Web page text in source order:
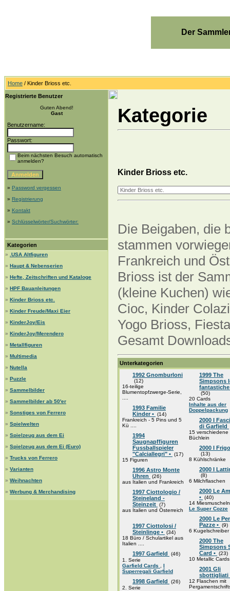
Der
Home / Kinder Brioss etc.
Registrierte Benutzer
Guten Abend!
Gast
Benutzername:
Passwort:
Beim nächsten Besuch automatisch
anmelden?
» Password vergessen
» Registrierung
» Kontakt
» Schlüsselwörter/Suchwörter:
Kategorien
»
.USA Altfiguren
» Haupt & Nebenserien
» Hefte, Zeitschriften und Kataloge
» HPF Bauanleitungen
» Kinder Brioss etc.
» Kinder Freude/Maxi Eier
» KinderJoy/Eis
» KinderJoy/Merendero
» Metallfiguren
» Multimedia
» Nutella
» Puzzle
» Sammelbilder
» Sammelbilder ab 50'er
» Sonstiges von Ferrero
» Spielwelten
» Spielzeug aus dem Ei
» Spielzeug aus dem Ei (Euro)
» Trucks von Ferrero
» Varianten
» Weihnachten
» Werbung & Merchandising
Kategorie
Kinder Brioss etc.
Die Beigaben, die
stammen
Frankreich und
Brioss ist der
(kleine Kuchen)
Cioc, Kinder
Yogo Brioss,
Gesamt
Unterkategorien
1992 Gnomburloni
(12)
16-teilige
Blumentopfzwerge-Serie,
1993 Familie
Kinder • (14)
Frankreich - 5 Pins und 5
Kü ....
1994
Saugnapffiguren
Fussballspieler
"Calciallegri" • (17)
15 Figuren
1996 Astro Monte
Uhren
(26)
aus Italien und Frankreich
1997 Ciottologio /
Steineland -
Steinzeit (7)
aus Italien und Österreich
1997 Ciottolosi /
Steinlinge • (34)
18 Büro / Schulartikel aus
Italien ....
1997 Garfield
(46)
1. Serie
Garfield Cards
I
Superregali Garfield
1998 Garfield
(26)
2. Serie
1999 The
Simpsons
fantastiche
(50)
20 Cards
Inhalte aus der
Doppelpackung
2000 I
di Garfield
15 verschiedene
Büchlein
2000 I
(13)
8 Kühlschränke
2000 I
(8)
6 Milchflaschen
2000 Le
• (40)
14 Miesmuscheln
Le Super Cozze
2000 Le
Pazze • (9)
6 Kugelschreiber
2000 The
Simpsons
Card • (23)
10 Metallic Cards
2001 Gli
sbottigliati
12 Flaschen mit